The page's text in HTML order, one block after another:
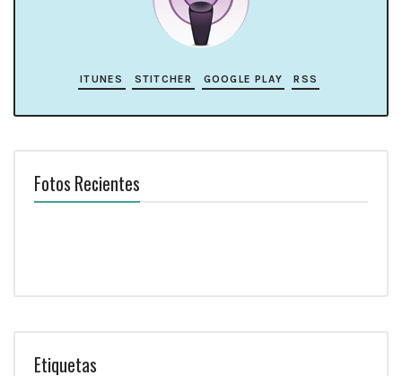
ITUNES STITCHER GOOGLE PLAY RSS
Fotos Recientes
Etiquetas